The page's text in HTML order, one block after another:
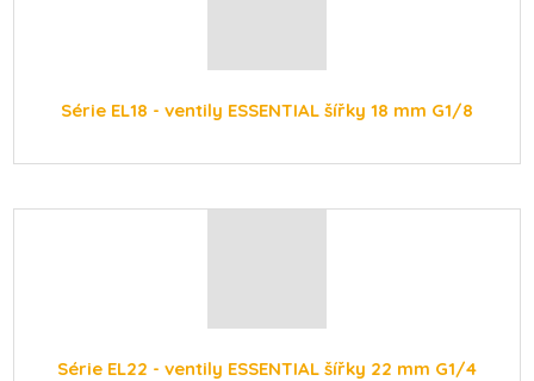
Série EL18 - ventily ESSENTIAL šířky 18 mm G1/8
Série EL22 - ventily ESSENTIAL šířky 22 mm G1/4